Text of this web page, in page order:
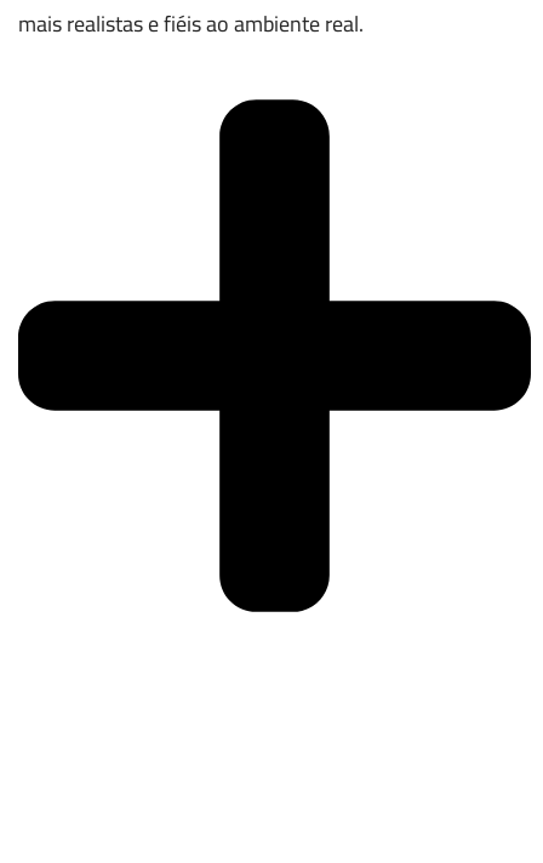
mais realistas e fiéis ao ambiente real.